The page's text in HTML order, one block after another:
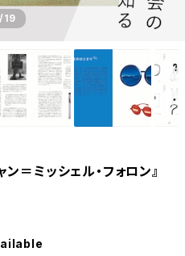
/19
＝ミッシェル・フォロン』